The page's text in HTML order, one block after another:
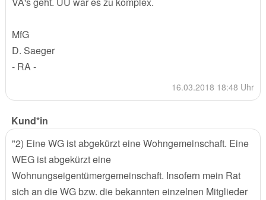
MfG
D. Saeger
- RA -
16.03.2018 18:48 Uhr
Kund*in
"2) Eine WG ist abgekürzt eine Wohngemeinschaft. Eine
WEG ist abgekürzt eine
Wohnungseigentümergemeinschaft. Insofern mein Rat
sich an die WG bzw. die bekannten einzelnen Mitglieder